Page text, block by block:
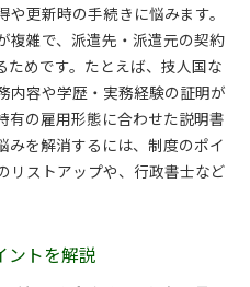
更新時の手続きに悩みます。
複雑で、派遣先・派遣元の契約
ためです。たとえば、技人国な
内容や学歴・実務経験の証明が
有の雇用形態に合わせた説明書
みを解消するには、制度のポイ
リストアップや、行政書士など
ントを解説